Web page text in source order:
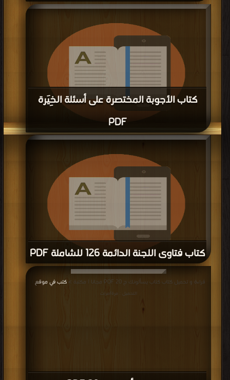
كتاب الأجوبة المختصرة على أسئلة الخِيَرة
PDF
قراءة و تحميل كتاب كتاب الأجوبة المختصرة على أسئلة الخِيَرة PDF مجانا | مكتبة >
| التحميل : مرة/مرات
كتاب فتاوى اللجنة الدائمة 126 للشاملة PDF
قراءة و تحميل كتاب كتاب فتاوى اللجنة الدائمة 126 للشاملة PDF مجانا | مكتبة >
كتب في لينكات مباشرة | التحميل : مرة/مرات قراءة و تحميل كتاب كتاب يسألونك ج 20 PDF مجانا | مكتبة > كتب في موقع
التحميل : مرة/مرات